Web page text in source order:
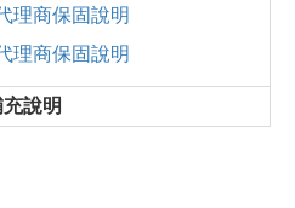
理商保固說明
理商保固說明
說明